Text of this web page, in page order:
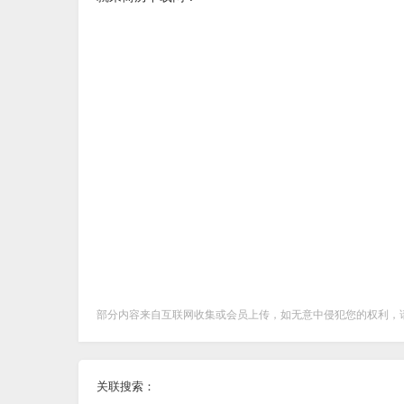
部分内容来自互联网收集或会员上传，如无意中侵犯您的权利，
关联搜索：